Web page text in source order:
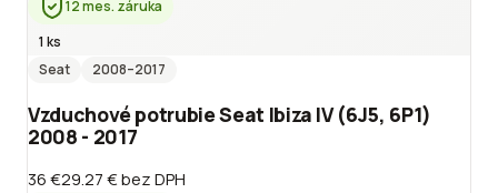
12 mes. záruka
1 ks
Seat
2008–2017
Vzduchové potrubie Seat Ibiza IV (6J5, 6P1)
2008 - 2017
36 €29.27 €bez DPH